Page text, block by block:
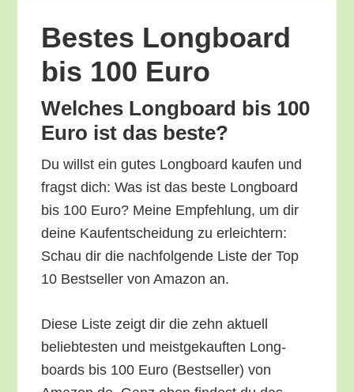
Bes­tes Long­board
bis 100 Euro
Wel­ches Long­board bis 100
Euro ist das beste?
Du willst ein gutes Long­board kau­fen und
fragst dich: Was ist das bes­te Long­board
bis 100 Euro? Mei­ne Emp­feh­lung, um dir
dei­ne Kauf­ent­schei­dung zu erleich­tern:
Schau dir die nach­fol­gen­de Lis­te der Top
10 Best­sel­ler von Ama­zon an.
Die­se Lis­te zeigt dir die zehn aktu­ell
belieb­tes­ten und meist­ge­kauf­ten Long­
boards bis 100 Euro (Best­sel­ler) von